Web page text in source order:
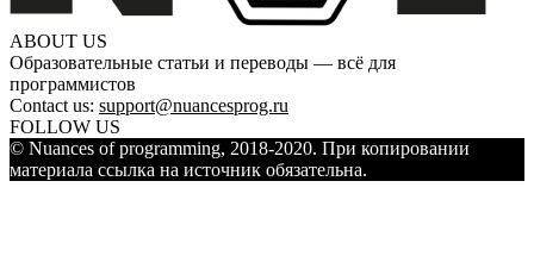
ABOUT US
Образовательные статьи и переводы — всё для
программистов
Contact us: support@nuancesprog.ru
FOLLOW US
© Nuances of programming, 2018-2020. При копировании
материала ссылка на источник обязательна.